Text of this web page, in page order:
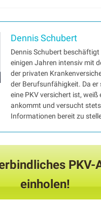
Dennis Schubert
Dennis Schubert beschäftigt
einigen Jahren intensiv mit
der privaten
der Berufsunfähigkeit. Da er
eine PKV versichert ist, weiß
ankommt und versucht
Informationen bereit zu
PKV-
einholen!